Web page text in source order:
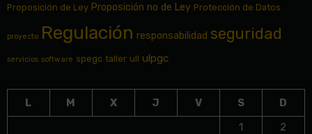
Proposición de Ley Proposición no de Ley Protección de Datos
proyecto Regulación responsabilidad seguridad
servicios software spegc taller ull ulpgc
L M X J V S
D
1
2